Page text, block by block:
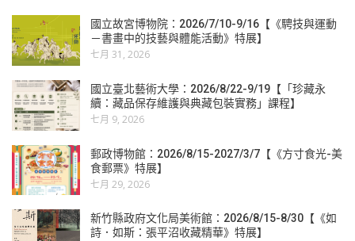
國立故宮博物院：2026/7/10-9/16【《騁技與運動
－書畫中的技藝與體能活動》特展】
七月 31, 2026
國立臺北藝術大學：2026/8/22-9/19【「珍藏永
續：藏品保存維護與典藏包裝實務」課程】
七月 9, 2026
郵政博物館：2026/8/15-2027/3/7【《方寸食光-美
食郵票》特展】
七月 29, 2026
新竹縣政府文化局美術館：2026/8/15-8/30【《如
詩．如斯：張平沼收藏精華》特展】